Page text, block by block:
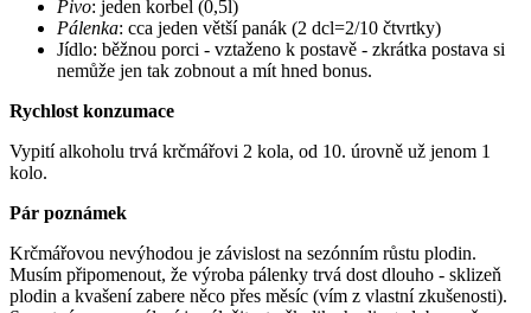
Pivo: jeden korbel (0,5l)
Pálenka: cca jeden větší panák (2 dcl=2/10 čtvrtky)
Jídlo: běžnou porci - vztaženo k postavě - zkrátka postava si
nemůže jen tak zobnout a mít hned bonus.
Rychlost konzumace
Vypití alkoholu trvá krčmářovi 2 kola, od 10. úrovně už jenom 1
kolo.
Pár poznámek
Krčmářovou nevýhodou je závislost na sezónním růstu plodin.
Musím připomenout, že výroba pálenky trvá dost dlouho - sklizeň
plodin a kvašení zabere něco přes měsíc (vím z vlastní zkušenosti).